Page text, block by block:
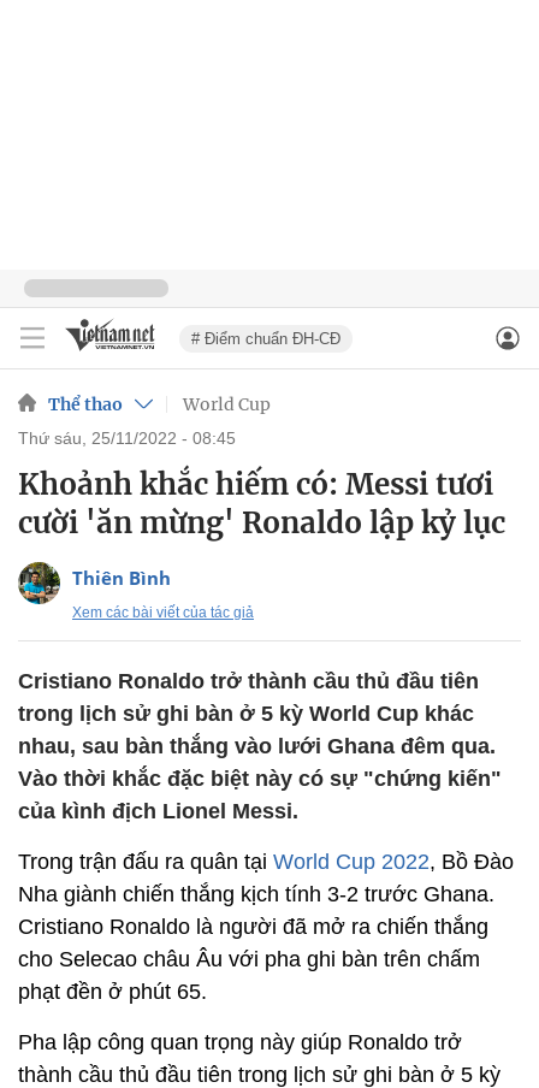
# Điểm chuẩn ĐH-CĐ
Thể thao World Cup
thứ sáu, 25/11/2022 - 08:45
Khoảnh khắc hiếm có: Messi tươi
cười 'ăn mừng' Ronaldo lập kỷ lục
Thiên Bình
Xem các bài viết của tác giả
Cristiano Ronaldo trở thành cầu thủ đầu tiên
trong lịch sử ghi bàn ở 5 kỳ World Cup khác
nhau, sau bàn thắng vào lưới Ghana đêm qua.
Vào thời khắc đặc biệt này có sự "chứng kiến"
của kình địch Lionel Messi.
Trong trận đấu ra quân tại World Cup 2022, Bồ Đào
Nha giành chiến thắng kịch tính 3-2 trước Ghana.
Cristiano Ronaldo là người đã mở ra chiến thắng
cho Selecao châu Âu với pha ghi bàn trên chấm
phạt đền ở phút 65.
Pha lập công quan trọng này giúp Ronaldo trở
thành cầu thủ đầu tiên trong lịch sử ghi bàn ở 5 kỳ